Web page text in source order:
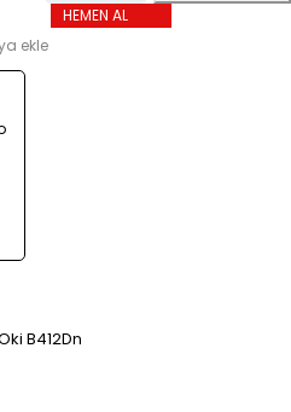
HEMEN AL
ekle
B412Dn